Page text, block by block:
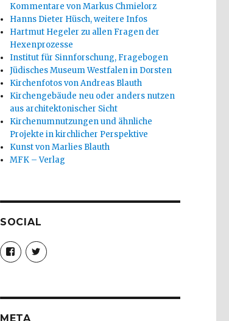
Kommentare von Markus Chmielorz
Hanns Dieter Hüsch, weitere Infos
Hartmut Hegeler zu allen Fragen der
Hexenprozesse
Institut für Sinnforschung, Fragebogen
Jüdisches Museum Westfalen in Dorsten
Kirchenfotos von Andreas Blauth
Kirchengebäude neu oder anders nutzen
aus architektonischer Sicht
Kirchenumnutzungen und ähnliche
Projekte in kirchlicher Perspektive
Kunst von Marlies Blauth
MFK – Verlag
SOCIAL
Profil
von
christoph.fleischer1
anzeigen
Profil
von
anzeigen
META